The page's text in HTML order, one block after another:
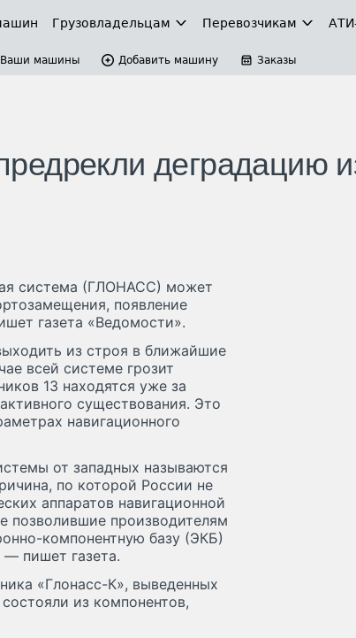
Грузовладельцам Перевозчикам
Ваши машины Добавить машину Заказы
деградацию
система (ГЛОНАСС) может
появление
газета «Ведомости».
из строя в ближайшие
всей системе грозит
13 находятся уже за
существования. Это
навигационного
от западных называются
по которой России не
аппаратов навигационной
позволившие производителям
компонентную базу (ЭКБ)
— пишет газета.
«Глонасс-К», выведенных
из компонентов,